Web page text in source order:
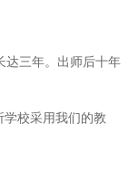
达三年。出师后十年
校采用我们的教